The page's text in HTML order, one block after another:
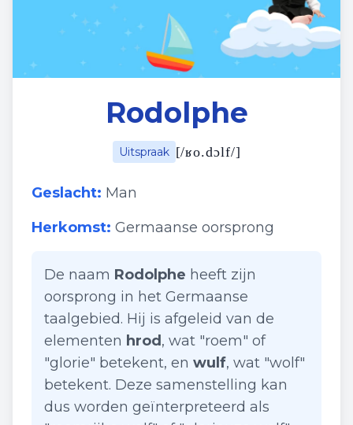
Rodolphe
Uitspraak [/ʁo.dɔlf/]
Geslacht: Man
Herkomst: Germaanse oorsprong
De naam Rodolphe heeft zijn
oorsprong in het Germaanse
taalgebied. Hij is afgeleid van de
elementen hrod , wat "roem" of
"glorie" betekent, en wulf, wat "wolf"
betekent. Deze samenstelling kan
dus worden geïnterpreteerd als